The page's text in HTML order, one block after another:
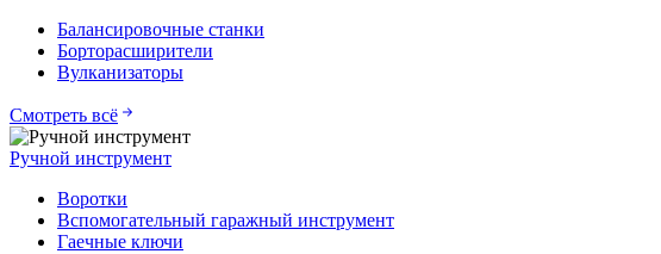
Балансировочные станки
Борторасширители
Вулканизаторы
Смотреть всё
Ручной инструмент
Воротки
Вспомогательный гаражный инструмент
Гаечные ключи